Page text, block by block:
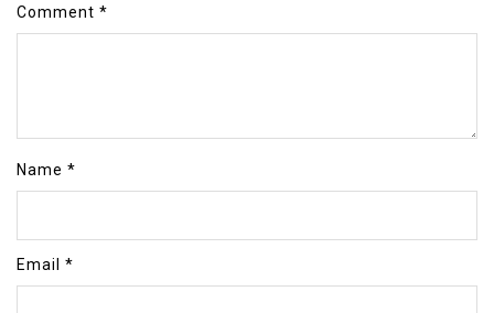
Comment *
Name *
Email *